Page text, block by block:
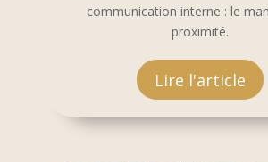
communication interne : le
proximité.
Lire l'article